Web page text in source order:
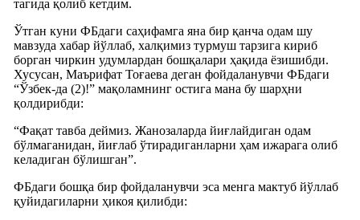
тагида қолиб кетдим.
Ўтган куни ФБдаги саҳифамга яна бир қанча одам шу
мавзуда хабар йўллаб, халқимиз турмуш тарзига кириб
борган чиркин удумлардан бошқалари ҳақида ёзишибди.
Хусусан, Маърифат Тоғаева деган фойдаланувчи ФБдаги
“Ўзбек-да (2)!” мақоламнинг остига мана бу шарҳни
қолдирибди:
“Фақат тавба деймиз. Жанозаларда йиғлайдиган одам
бўлмаганидан, йиғлаб ўтирадиганларни ҳам ижарага олиб
келадиган бўлишган”.
ФБдаги бошқа бир фойдаланувчи эса менга мактуб йўллаб
қуйидагиларни ҳикоя қилибди: